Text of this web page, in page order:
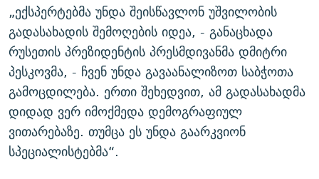
„ექსპერტებმა უნდა შეისწავლონ უშვილობის
გადასახადის შემოღების იდეა, - განაცხადა
რუსეთის პრეზიდენტის პრესმდივანმა დმიტრი
პესკოვმა, - ჩვენ უნდა გავაანალიზოთ საბჭოთა
გამოცდილება. ერთი შეხედვით, ამ გადასახადმა
დიდად ვერ იმოქმედა დემოგრაფიულ
ვითარებაზე. თუმცა ეს უნდა გაარკვიონ
სპეციალისტებმა“.